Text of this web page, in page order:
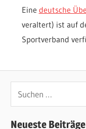
Eine deutsche
veraltert) ist auf
Sportverband
Suchen
nach:
Neueste Beiträge